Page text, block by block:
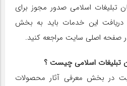
تبلیغات اسلامی صدور مجوز برای
این خدمات باید به بخش
صفحه اصلی سایت مراجعه کنید.
تبلیغات اسلامی چیست ؟
در بخش معرفی آثار محصولات